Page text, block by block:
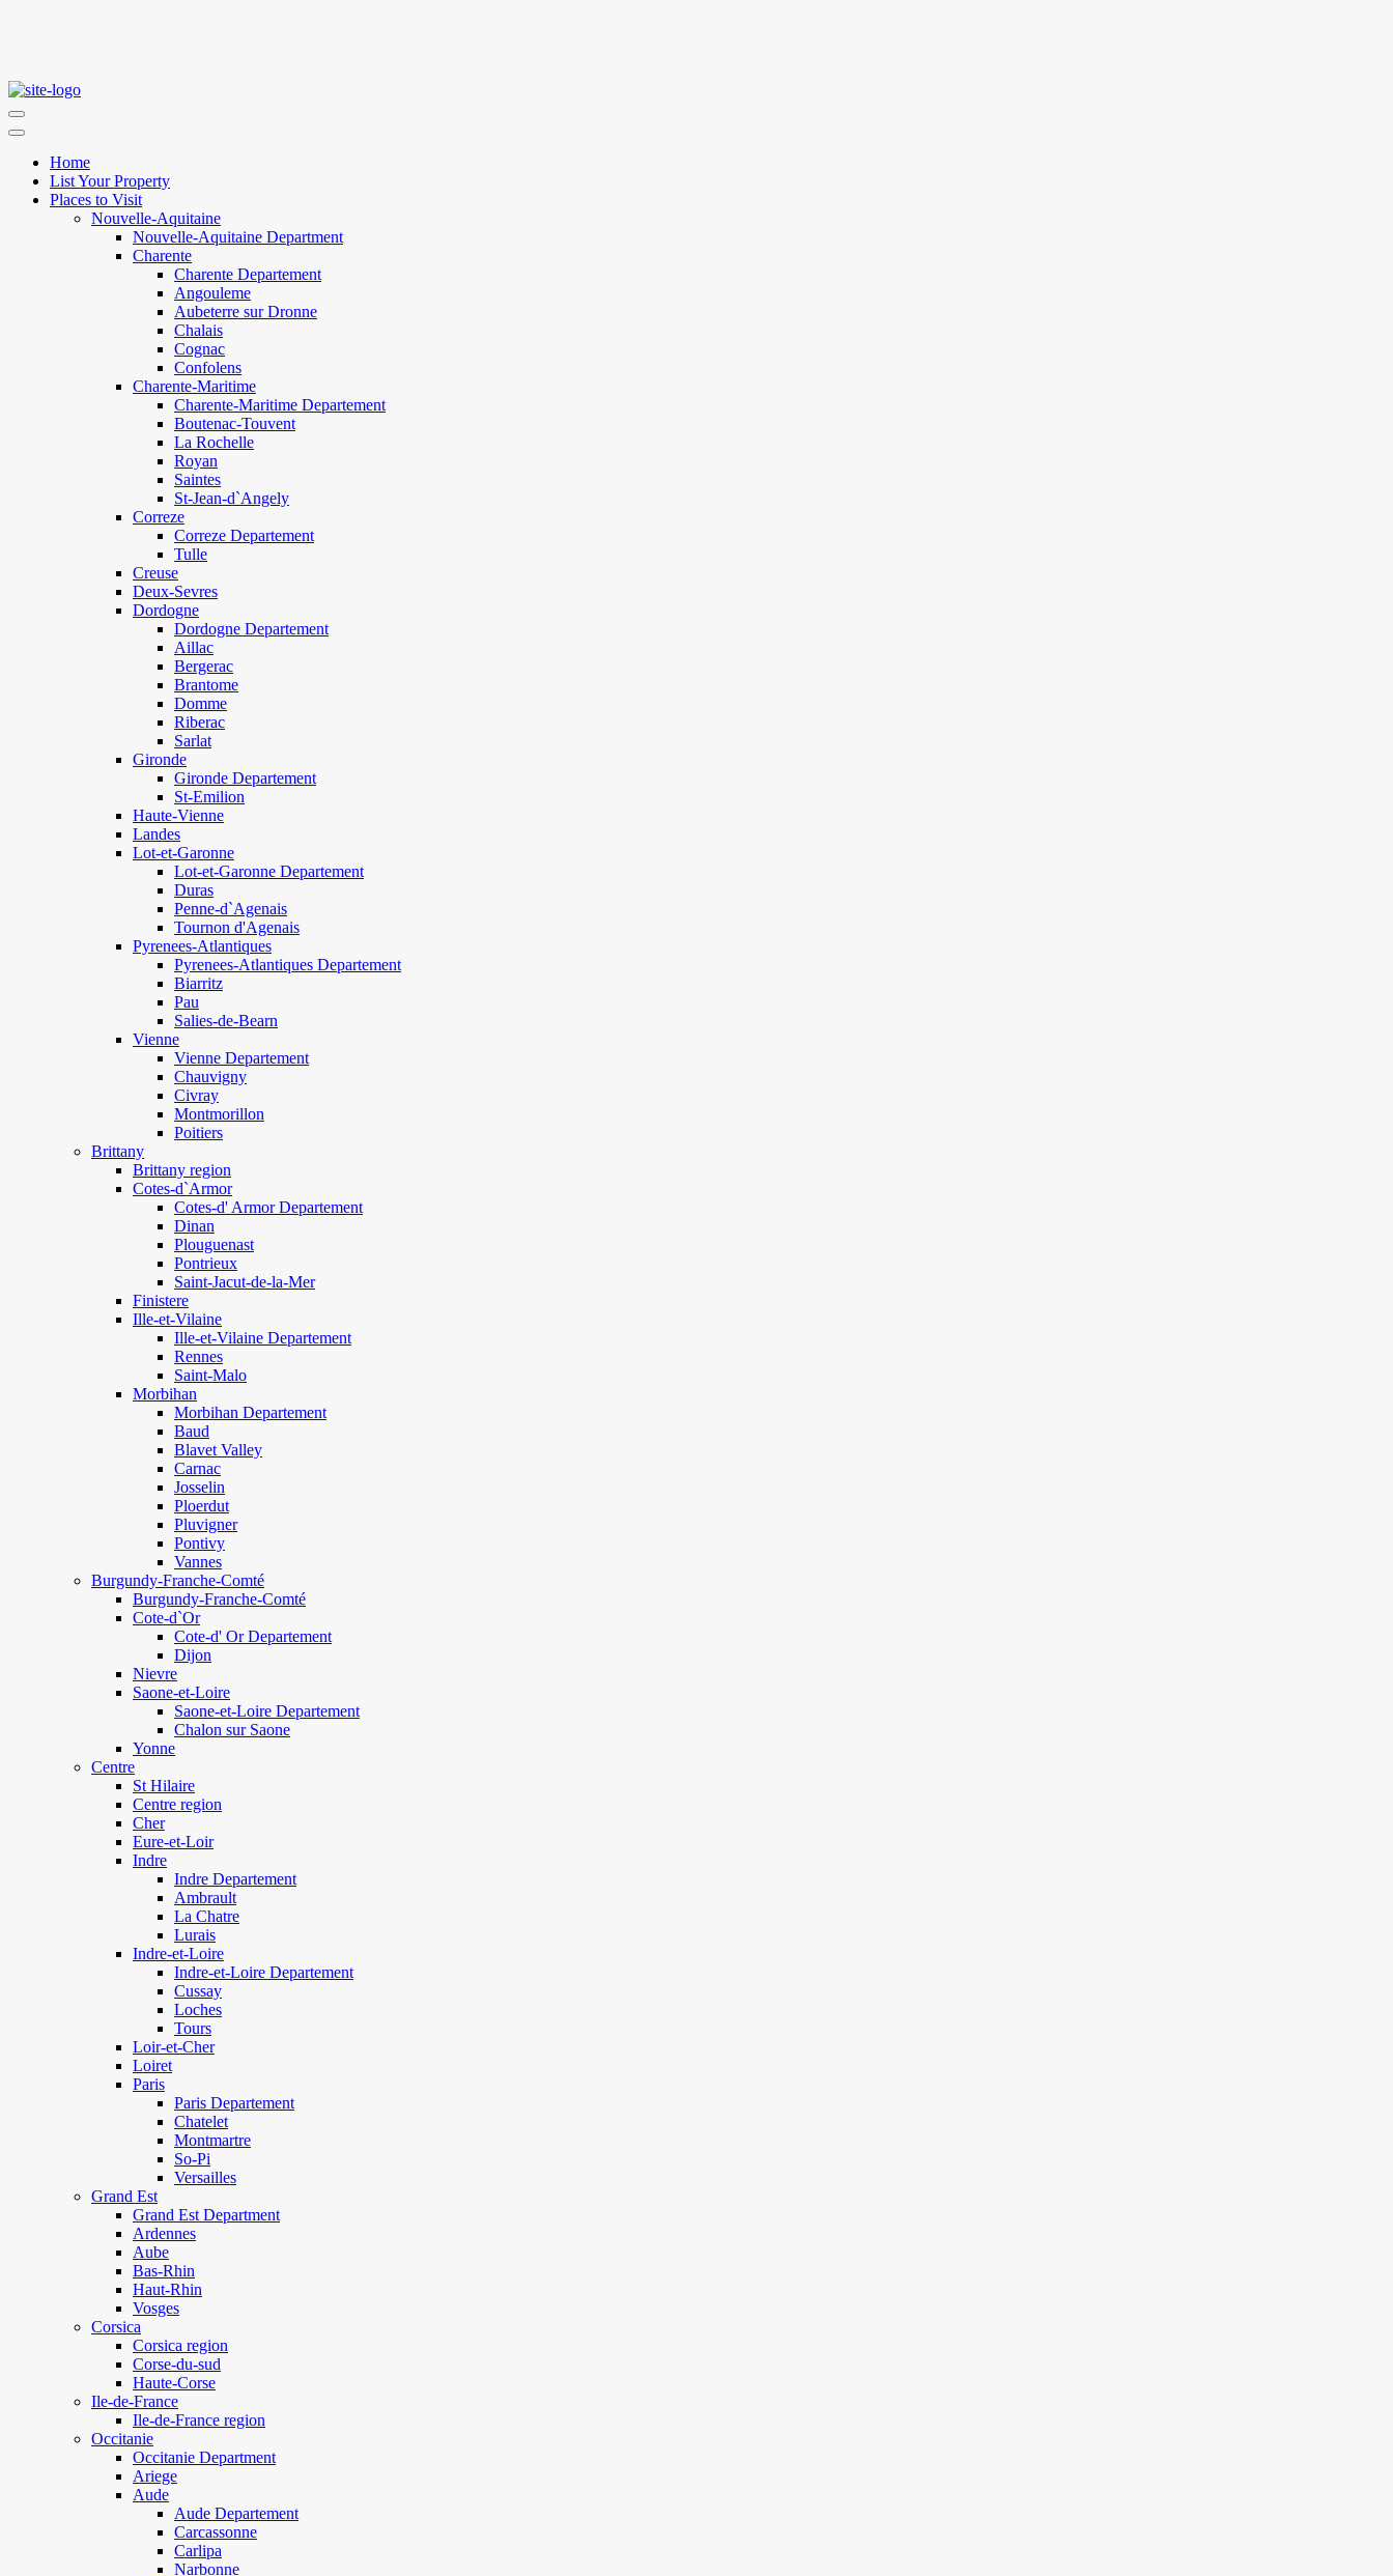
Home
List Your Property
Places to Visit
Nouvelle-Aquitaine
Nouvelle-Aquitaine Department
Charente
Charente Departement
Angouleme
Aubeterre sur Dronne
Chalais
Cognac
Confolens
Charente-Maritime
Charente-Maritime Departement
Boutenac-Touvent
La Rochelle
Royan
Saintes
St-Jean-d`Angely
Correze
Correze Departement
Tulle
Creuse
Deux-Sevres
Dordogne
Dordogne Departement
Aillac
Bergerac
Brantome
Domme
Riberac
Sarlat
Gironde
Gironde Departement
St-Emilion
Haute-Vienne
Landes
Lot-et-Garonne
Lot-et-Garonne Departement
Duras
Penne-d`Agenais
Tournon d'Agenais
Pyrenees-Atlantiques
Pyrenees-Atlantiques Departement
Biarritz
Pau
Salies-de-Bearn
Vienne
Vienne Departement
Chauvigny
Civray
Montmorillon
Poitiers
Brittany
Brittany region
Cotes-d`Armor
Cotes-d' Armor Departement
Dinan
Plouguenast
Pontrieux
Saint-Jacut-de-la-Mer
Finistere
Ille-et-Vilaine
Ille-et-Vilaine Departement
Rennes
Saint-Malo
Morbihan
Morbihan Departement
Baud
Blavet Valley
Carnac
Josselin
Ploerdut
Pluvigner
Pontivy
Vannes
Burgundy-Franche-Comté
Burgundy-Franche-Comté
Cote-d`Or
Cote-d' Or Departement
Dijon
Nievre
Saone-et-Loire
Saone-et-Loire Departement
Chalon sur Saone
Yonne
Centre
St Hilaire
Centre region
Cher
Eure-et-Loir
Indre
Indre Departement
Ambrault
La Chatre
Lurais
Indre-et-Loire
Indre-et-Loire Departement
Cussay
Loches
Tours
Loir-et-Cher
Loiret
Paris
Paris Departement
Chatelet
Montmartre
So-Pi
Versailles
Grand Est
Grand Est Department
Ardennes
Aube
Bas-Rhin
Haut-Rhin
Vosges
Corsica
Corsica region
Corse-du-sud
Haute-Corse
Ile-de-France
Ile-de-France region
Occitanie
Occitanie Department
Ariege
Aude
Aude Departement
Carcassonne
Carlipa
Narbonne